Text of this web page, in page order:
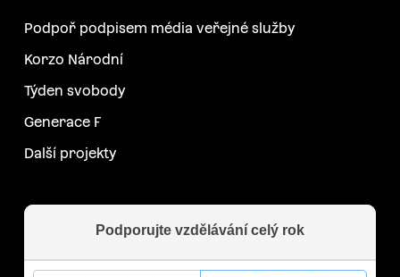
Podpoř podpisem média veřejné služby
Korzo Národní
Týden svobody
Generace F
Další projekty